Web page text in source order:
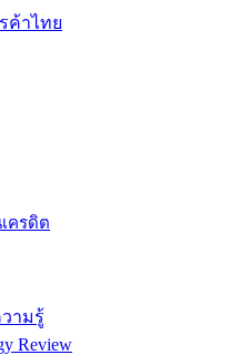
ครดิต
ามรู้
Review